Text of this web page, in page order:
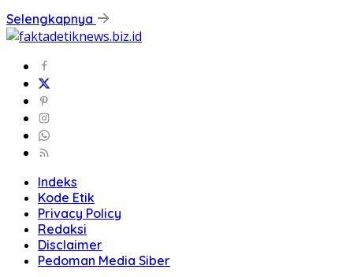
Selengkapnya
Indeks
Kode Etik
Privacy Policy
Redaksi
Disclaimer
Pedoman Media Siber